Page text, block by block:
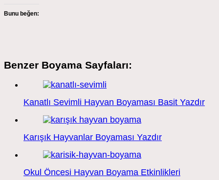
Bunu beğen:
Benzer Boyama Sayfaları:
Kanatlı Sevimli Hayvan Boyaması Basit Yazdır
Karışık Hayvanlar Boyaması Yazdır
Okul Öncesi Hayvan Boyama Etkinlikleri